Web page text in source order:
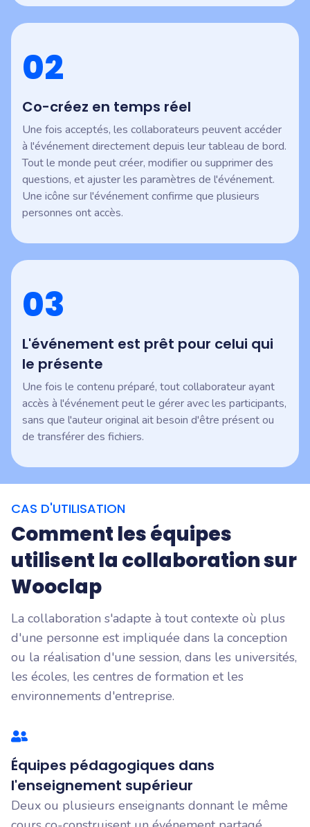
02
Co-créez en temps réel
Une fois acceptés, les collaborateurs peuvent accéder
à l'événement directement depuis leur tableau de bord.
Tout le monde peut créer, modifier ou supprimer des
questions, et ajuster les paramètres de l'événement.
Une icône sur l'événement confirme que plusieurs
personnes ont accès.
03
L'événement est prêt pour celui qui
le présente
Une fois le contenu préparé, tout collaborateur ayant
accès à l'événement peut le gérer avec les participants,
sans que l'auteur original ait besoin d'être présent ou
de transférer des fichiers.
CAS D'UTILISATION
Comment les équipes
utilisent la collaboration sur
Wooclap
La collaboration s'adapte à tout contexte où plus
d'une personne est impliquée dans la conception
ou la réalisation d'une session, dans les universités,
les écoles, les centres de formation et les
environnements d'entreprise.
Équipes pédagogiques dans
l'enseignement supérieur
Deux ou plusieurs enseignants donnant le même